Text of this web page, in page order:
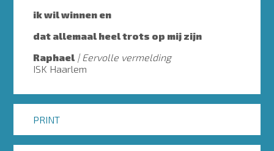
ik wil winnen en
dat allemaal heel trots op mij zijn
Raphael
Eervolle vermelding
ISK Haarlem
PRINT